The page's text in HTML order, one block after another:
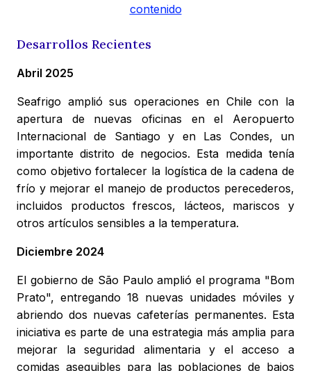
contenido
Desarrollos Recientes
Abril 2025
Seafrigo amplió sus operaciones en Chile con la
apertura de nuevas oficinas en el Aeropuerto
Internacional de Santiago y en Las Condes, un
importante distrito de negocios. Esta medida tenía
como objetivo fortalecer la logística de la cadena de
frío y mejorar el manejo de productos perecederos,
incluidos productos frescos, lácteos, mariscos y
otros artículos sensibles a la temperatura.
Diciembre 2024
El gobierno de São Paulo amplió el programa "Bom
Prato", entregando 18 nuevas unidades móviles y
abriendo dos nuevas cafeterías permanentes. Esta
iniciativa es parte de una estrategia más amplia para
mejorar la seguridad alimentaria y el acceso a
comidas asequibles para las poblaciones de bajos